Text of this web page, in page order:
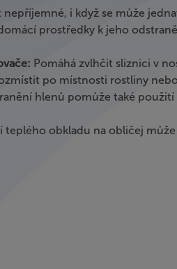
i když se může
prostředky k jeho
Pomáhá zvlhčit sliznici v
po místnosti rostliny
hlenů pomůže také
teplého obkladu na obličej